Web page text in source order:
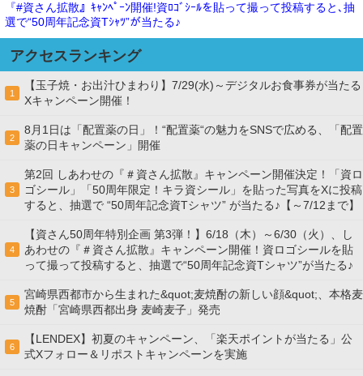
『#資さん拡散』ｷｬﾝﾍﾟｰﾝ開催!資ﾛｺﾞｼｰﾙを貼って撮って投稿すると､抽
選で“50周年記念資Tｼｬﾂ”が当たる♪
アクセスランキング
1
【玉子焼・お出汁ひまわり】7/29(水)～デジタルお食事券が当たる
Xキャンペーン開催！
2
8月1日は「配置薬の日」！“配置薬“の魅力をSNSで広める、「配置
薬の日キャンペーン」開催
3
第2回 しあわせの『＃資さん拡散』キャンペーン開催決定！「資ロ
ゴシール」「50周年限定！キラ資シール」を貼った写真をXに投稿
すると、抽選で “50周年記念資Tシャツ” が当たる♪【～7/12まで】
4
【資さん50周年特別企画 第3弾！】6/18（木）～6/30（火）、し
あわせの『＃資さん拡散』キャンペーン開催！資ロゴシールを貼
って撮って投稿すると、抽選で“50周年記念資Tシャツ”が当たる♪
5
宮崎県西都市から生まれた&quot;麦焼酎の新しい顔&quot;、本格麦
焼酎「宮崎県西都出身 麦崎麦子」発売
6
【LENDEX】初夏のキャンペーン、「楽天ポイントが当たる」公
式Xフォロー＆リポストキャンペーンを実施